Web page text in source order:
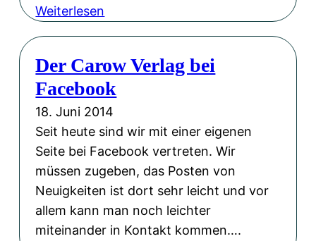
B
e
r
l
i
n
Weiterlesen
l
k
e
n
k
r
a
t
z
Der Carow Verlag bei
Facebook
18. Juni 2014
Seit heute sind wir mit einer eigenen
Seite bei Facebook vertreten. Wir
müssen zugeben, das Posten von
Neuigkeiten ist dort sehr leicht und vor
allem kann man noch leichter
miteinander in Kontakt kommen….